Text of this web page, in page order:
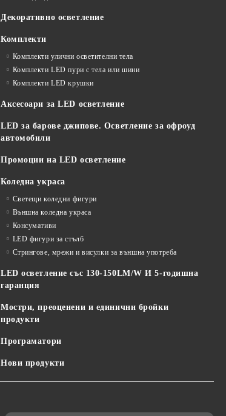
Декоративно осветление
Комплекти
Комплекти улични осветителни тела
Комплекти LED пури с тела или шини
Комплекти LED крушки
Аксесоари за LED осветление
LED за барове джипове. Осветление за офроуд
автомобили
Промоции на LED осветление
Коледна украса
Светещи коледни фигури
Външна коледна украса
Консумативи
LED фигури за стълб
Стрингове, мрежи и висулки за външна употреба
LED осветление със 130-150LM/W И 5-годишна
гаранция
Мостри, преоценени и единични бройки
продукти
Програматори
Нови продукти